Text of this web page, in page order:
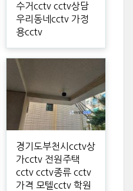
수거cctv cctv상담
우리동네cctv 가정
용cctv
경기도부천시cctv상
가cctv 전원주택
cctv cctv종류 cctv
가격 모텔cctv 학원